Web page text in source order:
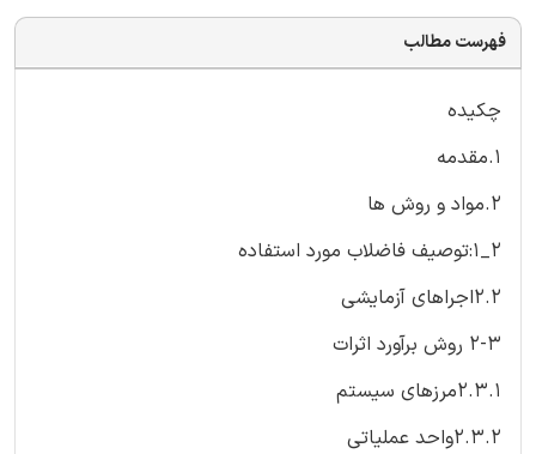
فهرست مطالب
چکیده
1.مقدمه
2.مواد و روش ها
2_1:توصيف فاضلاب مورد استفاده
2.2اجراهاى آزمايشى
2-3 روش برآورد اثرات
2.3.1مرزهاى سيستم
2.3.2واحد عملياتى